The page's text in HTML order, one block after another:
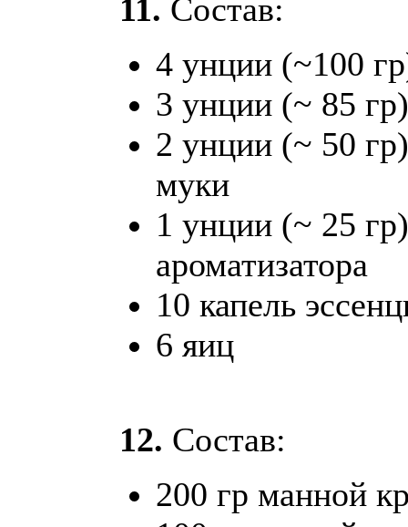
11. Состав:
4 унции (~100
3 унции (~ 85
2 унции (~ 50
муки
1 унции (~ 25
ароматизатора
10 капель
6 яиц
12. Состав:
200 гр манной